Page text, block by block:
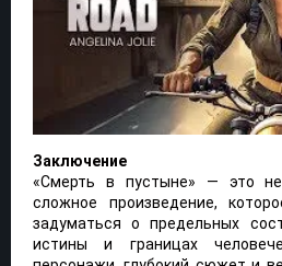
Заключение
«Смерть в пустыне» — это
сложное произведение,
задуматься о предельных
истины и границах